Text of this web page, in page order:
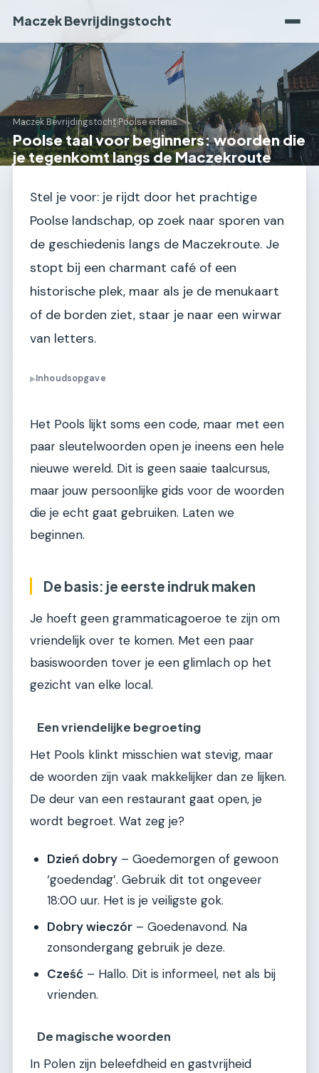
Maczek Bevrijdingstocht
Maczek Bevrijdingstocht›Poolse erfenis
Poolse taal voor beginners: woorden die
je tegenkomt langs de Maczekroute
Stel je voor: je rijdt door het prachtige
Poolse landschap, op zoek naar sporen van
de geschiedenis langs de Maczekroute. Je
stopt bij een charmant café of een
historische plek, maar als je de menukaart
of de borden ziet, staar je naar een wirwar
van letters.
▶Inhoudsopgave
Het Pools lijkt soms een code, maar met een
paar sleutelwoorden open je ineens een hele
nieuwe wereld. Dit is geen saaie taalcursus,
maar jouw persoonlijke gids voor de woorden
die je echt gaat gebruiken. Laten we
beginnen.
De basis: je eerste indruk maken
Je hoeft geen grammaticagoeroe te zijn om
vriendelijk over te komen. Met een paar
basiswoorden tover je een glimlach op het
gezicht van elke local.
Een vriendelijke begroeting
Het Pools klinkt misschien wat stevig, maar
de woorden zijn vaak makkelijker dan ze lijken.
De deur van een restaurant gaat open, je
wordt begroet. Wat zeg je?
Dzień dobry – Goedemorgen of gewoon
‘goedendag’. Gebruik dit tot ongeveer
18:00 uur. Het is je veiligste gok.
Dobry wieczór – Goedenavond. Na
zonsondergang gebruik je deze.
Cześć – Hallo. Dit is informeel, net als bij
vrienden.
De magische woorden
In Polen zijn beleefdheid en gastvrijheid